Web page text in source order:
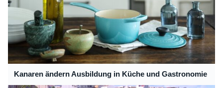
Kanaren ändern Ausbildung in Küche und Gastronomie